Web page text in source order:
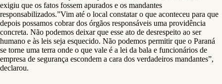
exigiu que os fatos fossem apurados e os mandantes
responsabilizados.”Vim até o local constatar o que aconteceu para que
depois possamos cobrar dos órgãos responsáveis uma providência
concreta. Não podemos deixar que esse ato de desrespeito ao ser
humano e às leis seja esquecido. Não podemos permitir que o Paraná
se torne uma terra onde o que vale é a lei da bala e funcionários de
empresa de segurança escondem a cara dos verdadeiros mandantes”,
declarou.